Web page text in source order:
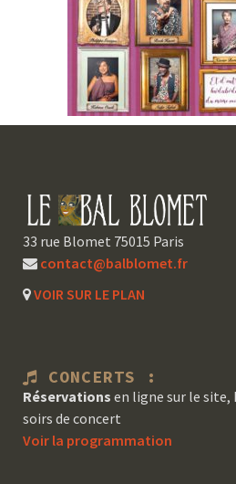
33 rue Blomet 75015 Paris
contact@balblomet.fr
VOIR SUR LE PLAN
CONCERTS :
Réservations en ligne sur le site,
soirs de concert
Voir la programmation